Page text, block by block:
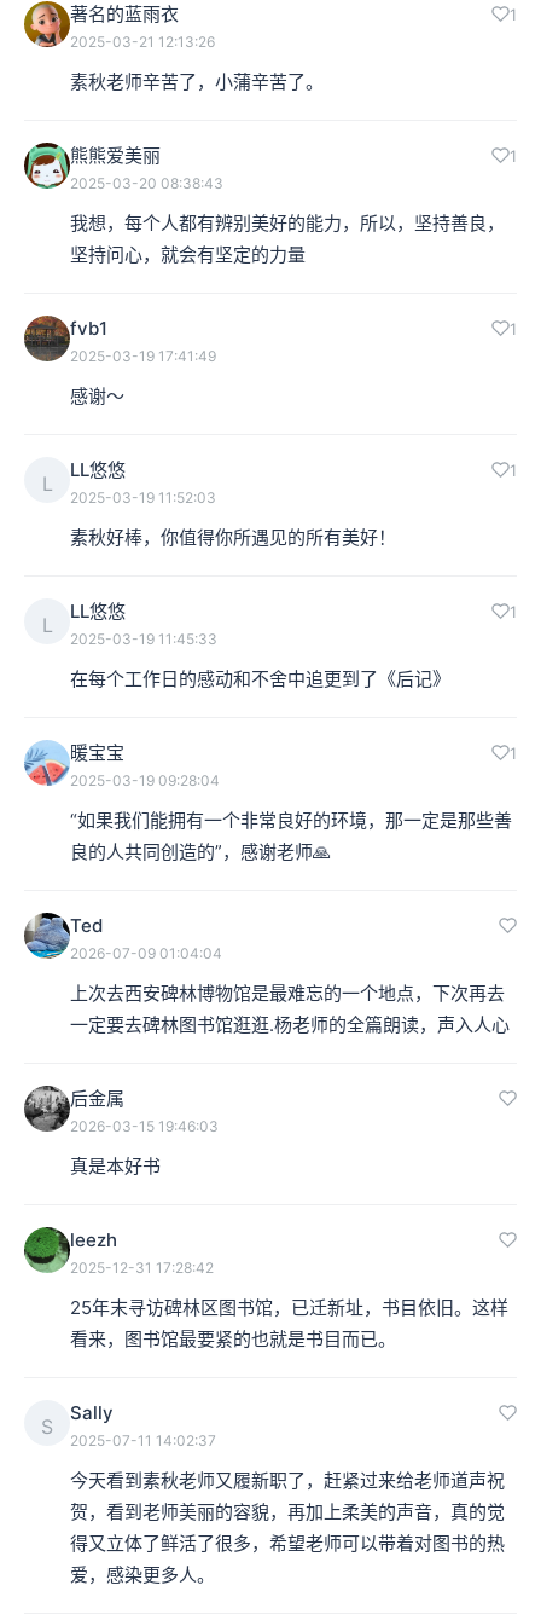
著名的蓝雨衣 1
2025-03-21 12:13:26
素秋老师辛苦了，小蒲辛苦了。
熊熊爱美丽 1
2025-03-20 08:38:43
我想，每个人都有辨别美好的能力，所以，坚持善良，
坚持问心，就会有坚定的力量
fvb1 1
2025-03-19 17:41:49
感谢～
L
LL悠悠 1
2025-03-19 11:52:03
素秋好棒，你值得你所遇见的所有美好！
L
LL悠悠 1
2025-03-19 11:45:33
在每个工作日的感动和不舍中追更到了《后记》
暖宝宝 1
2025-03-19 09:28:04
“如果我们能拥有一个非常良好的环境，那一定是那些善
良的人共同创造的”，感谢老师🙏
Ted
2026-07-09 01:04:04
上次去西安碑林博物馆是最难忘的一个地点，下次再去
一定要去碑林图书馆逛逛.杨老师的全篇朗读，声入人心
后金属
2026-03-15 19:46:03
真是本好书
leezh
2025-12-31 17:28:42
25年末寻访碑林区图书馆，已迁新址，书目依旧。这样
看来，图书馆最要紧的也就是书目而已。
S
Sally
2025-07-11 14:02:37
今天看到素秋老师又履新职了，赶紧过来给老师道声祝
贺，看到老师美丽的容貌，再加上柔美的声音，真的觉
得又立体了鲜活了很多，希望老师可以带着对图书的热
爱，感染更多人。